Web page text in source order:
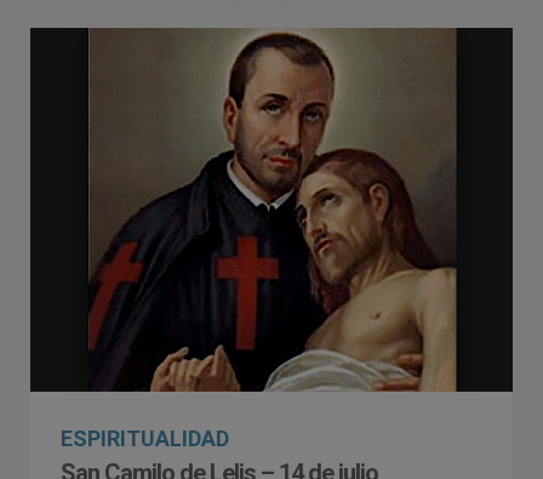
ESPIRITUALIDAD
San Camilo de Lelis – 14 de julio